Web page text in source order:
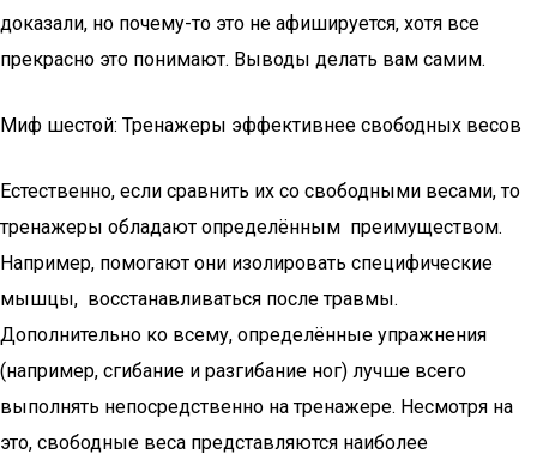
доказали, но почему-то это не афишируется, хотя все
прекрасно это понимают. Выводы делать вам самим.
Миф шестой: Тренажеры эффективнее свободных весов
Естественно, если сравнить их со свободными весами, то
тренажеры обладают определённым преимуществом.
Например, помогают они изолировать специфические
мышцы, восстанавливаться после травмы.
Дополнительно ко всему, определённые упражнения
(например, сгибание и разгибание ног) лучше всего
выполнять непосредственно на тренажере. Несмотря на
это, свободные веса представляются наиболее